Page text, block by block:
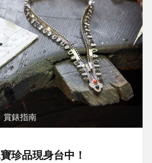
賞錶指南
珍品現身台中！